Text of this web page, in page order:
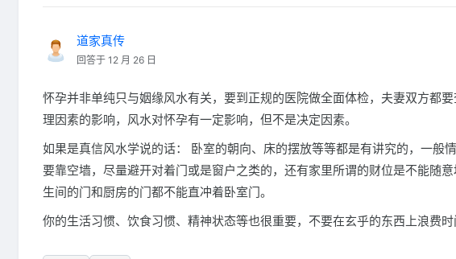
道家真传
回答于 12 月 26 日
怀孕并非单纯只与姻缘风水有关，要到正规的医院做全面体检，夫妻双方都
理因素的影响，风水对怀孕有一定影响，但不是决定因素。
如果是真信风水学说的话： 卧室的朝向、床的摆放等等都是有讲究的，一般
要靠空墙，尽量避开对着门或是窗户之类的，还有家里所谓的财位是不能随
生间的门和厨房的门都不能直冲着卧室门。
你的生活习惯、饮食习惯、精神状态等也很重要，不要在玄乎的东西上浪费时